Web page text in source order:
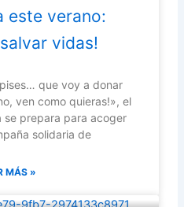
este verano:
vidas!
que voy a donar
ven como quieras!», el
se prepara para acoger
solidaria de
MÁS »